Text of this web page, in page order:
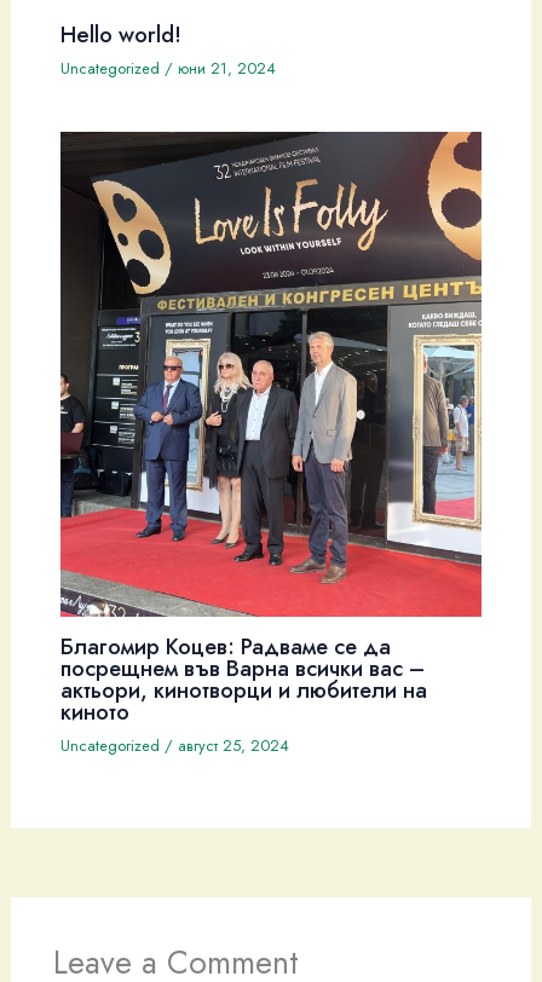
Hello world!
Uncategorized / юни 21, 2024
Благомир Коцев: Радваме се да
посрещнем във Варна всички вас –
актьори, кинотворци и любители на
киното
Uncategorized / август 25, 2024
Leave a Comment